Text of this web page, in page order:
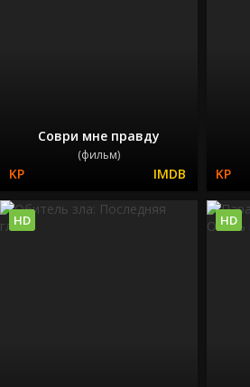
Соври мне правду
(фильм)
HD HD